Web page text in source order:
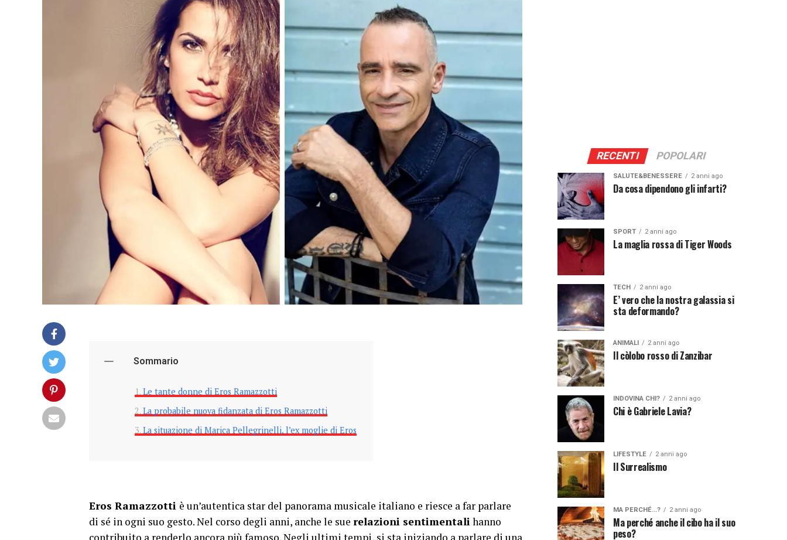
Sommario
Le tante donne di Eros Ramazzotti
La probabile nuova fidanzata di Eros Ramazzotti
La situazione di Marica Pellegrinelli, l’ex moglie di Eros
Eros Ramazzotti è un’autentica star del panorama musicale italiano e riesce a far parlare
di sé in ogni suo gesto. Nel corso degli anni, anche le sue relazioni sentimentalihanno
RECENTI POPOLARI
SALUTE&BENESSERE 2 anni ago
Da cosa dipendono gli infarti?
SPORT 2 anni ago
La maglia rossa di Tiger Woods
TECH 2 anni ago
E’ vero che la nostra galassia si
sta deformando?
ANIMALI 2 anni ago
Il còlobo rosso di Zanzibar
INDOVINA CHI? 2 anni ago
Chi è Gabriele Lavia?
LIFESTYLE 2 anni ago
Il Surrealismo
MA PERCHÉ...? 2 anni ago
Ma perché anche il cibo ha il suo
peso?